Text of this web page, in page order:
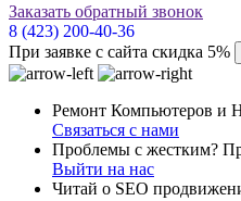
Заказать обратный звонок
8 (423) 200-40-36
При заявке с сайта скидка 5%
Ремонт Компьютеров и
Связаться с нами
Проблемы с жестким?
Выйти на нас
Читай о SEO